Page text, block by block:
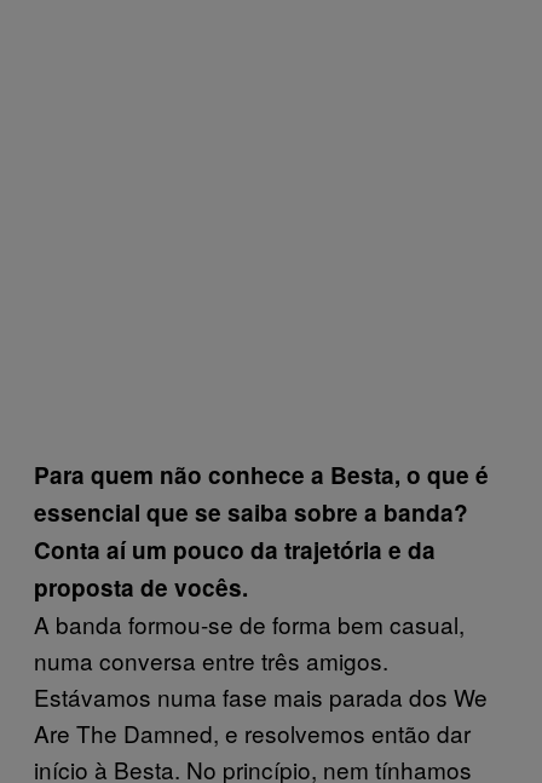
Para quem não conhece a Besta, o que é
essencial que se saiba sobre a banda?
Conta aí um pouco da trajetória e da
proposta de vocês.
A banda formou-se de forma bem casual,
numa conversa entre três amigos.
Estávamos numa fase mais parada dos We
Are The Damned, e resolvemos então dar
início à Besta. No princípio, nem tínhamos